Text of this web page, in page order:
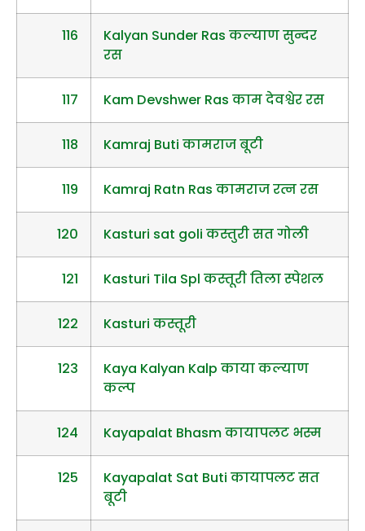
116
Kalyan Sunder Ras कल्याण सुन्दर
रस
117 Kam Devshwer Ras काम देवश्वेर रस
118 Kamraj Buti कामराज बूटी
119 Kamraj Ratn Ras कामराज रत्न रस
120 Kasturi sat goli कस्तुरी सत गोली
121 Kasturi Tila Spl कस्तूरी तिला स्पेशल
122 Kasturi कस्तूरी
123
Kaya Kalyan Kalp काया कल्याण
कल्प
124 Kayapalat Bhasm कायापलट भस्म
125
Kayapalat Sat Buti कायापलट सत
बूटी